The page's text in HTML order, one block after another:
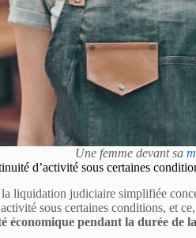
Une femme devant sa
d’activité sous certaines
liquidation judiciaire simplifiée
sous certaines conditions, et
économique pendant la durée de